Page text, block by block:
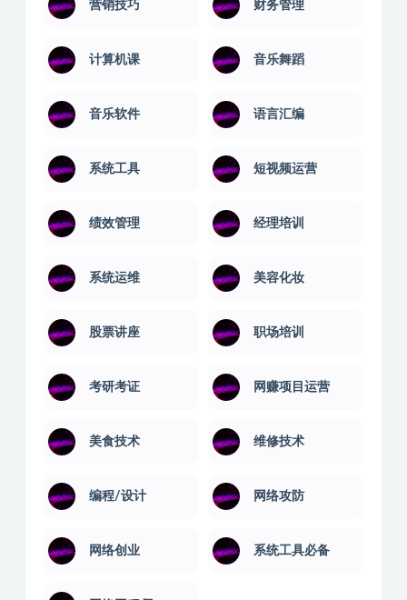
营销技巧 财务管理
计算机课 音乐舞蹈
音乐软件 语言汇编
系统工具 短视频运营
绩效管理 经理培训
系统运维 美容化妆
股票讲座 职场培训
考研考证 网赚项目运营
美食技术 维修技术
编程/设计 网络攻防
网络创业 系统工具必备